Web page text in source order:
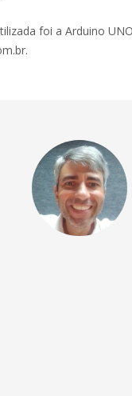
foi a Arduino